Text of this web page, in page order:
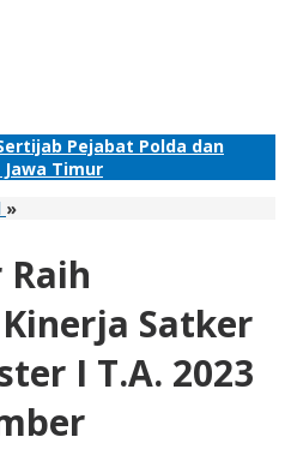
Pejabat Polda dan
Jawa Timur
»Polres
Penghargaan
Satker
Periode
Semester
I
T.A.
2023
Raih
Satker
I T.A. 2023